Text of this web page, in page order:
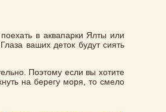
в аквапарки Ялты или
ваших деток будут сиять
Поэтому если вы хотите
на берегу моря, то смело